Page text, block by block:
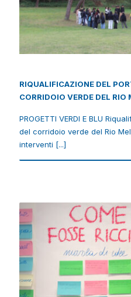
RIQUALIFICAZIONE DEL
CORRIDOIO VERDE DEL RIO
PROGETTI VERDI E BLU
del corridoio verde del Rio
interventi [...]
CORRIDOIO VERDE DEL RIO
PROGETTI VERDI E BLU